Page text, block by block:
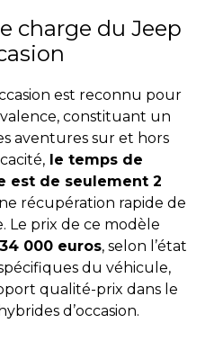
charge du Jeep
est reconnu pour
constituant un
aventures sur et hors
le temps de
est de seulement 2
récupération rapide de
Le prix de ce modèle
000 euros, selon l’état
du véhicule,
qualité-prix dans le
d’occasion.